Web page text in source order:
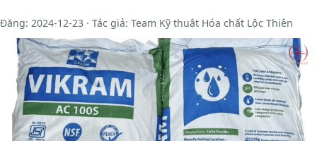
Đăng: 2024-12-23 · Tác giả: Team Kỹ thuật Hóa chất Lộc Thiên